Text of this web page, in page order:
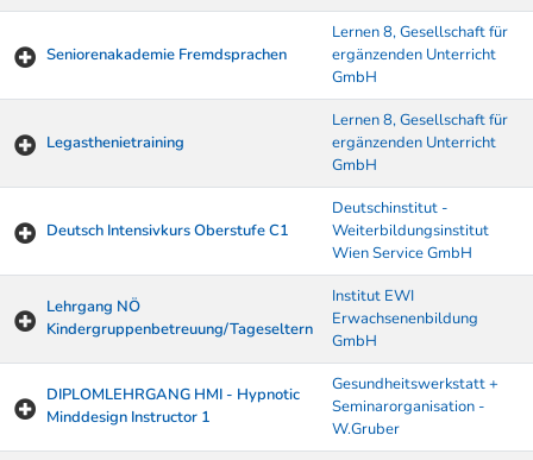
Seniorenakademie Fremdsprachen
Lernen 8, Gesellschaft für
ergänzenden Unterricht
GmbH
Legasthenietraining
Lernen 8, Gesellschaft für
ergänzenden Unterricht
GmbH
Deutsch Intensivkurs Oberstufe C1
Deutschinstitut -
Weiterbildungsinstitut
Wien Service GmbH
Lehrgang NÖ
Kindergruppenbetreuung/Tageseltern
Institut EWI
Erwachsenenbildung
GmbH
DIPLOMLEHRGANG HMI - Hypnotic
Minddesign Instructor 1
Gesundheitswerkstatt +
Seminarorganisation -
W.Gruber